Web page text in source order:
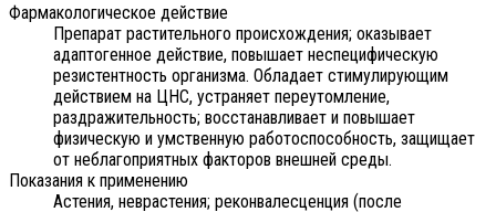
Фармакологическое действие
Препарат растительного происхождения; оказывает
адаптогенное действие, повышает неспецифическую
резистентность организма. Обладает стимулирующим
действием на ЦНС, устраняет переутомление,
раздражительность; восстанавливает и повышает
физическую и умственную работоспособность, защищает
от неблагоприятных факторов внешней среды.
Показания к применению
Астения, неврастения; реконвалесценция (после